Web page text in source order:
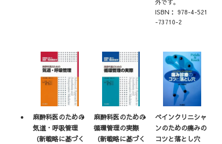
外です。
ISBN： 978-4-521
-73710-2
麻酔科医のための
気道・呼吸管理
（新戦略に基づく
麻酔科医のための
循環管理の実際
（新戦略に基づく
ペインクリニシャ
ンのための痛みの
コツと落とし穴